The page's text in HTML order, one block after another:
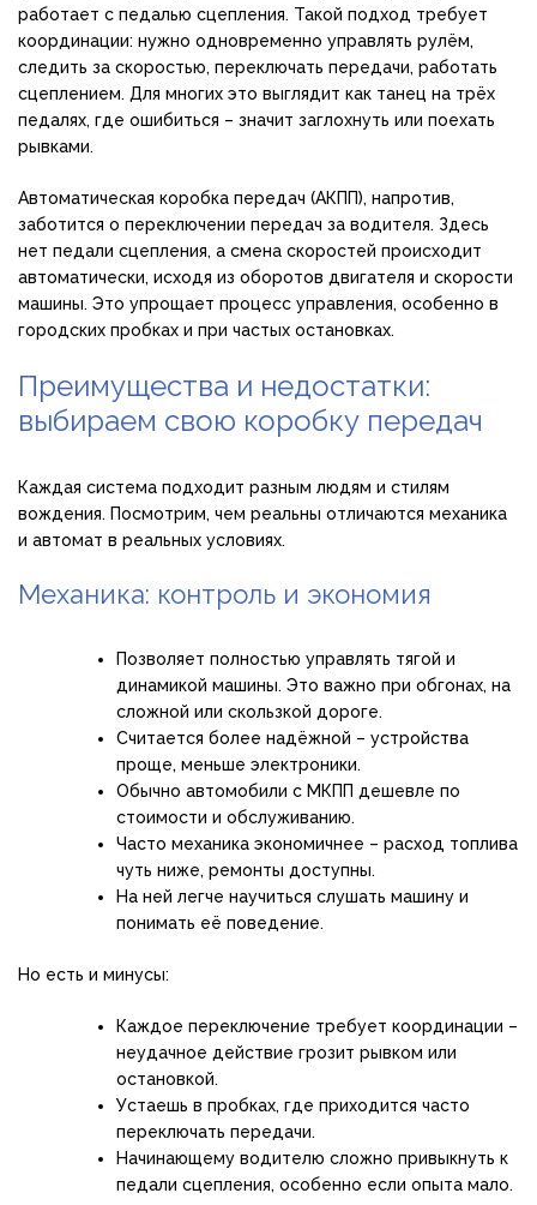
работает с педалью сцепления. Такой подход требует
координации: нужно одновременно управлять рулём,
следить за скоростью, переключать передачи, работать
сцеплением. Для многих это выглядит как танец на трёх
педалях, где ошибиться – значит заглохнуть или поехать
рывками.
Автоматическая коробка передач (АКПП), напротив,
заботится о переключении передач за водителя. Здесь
нет педали сцепления, а смена скоростей происходит
автоматически, исходя из оборотов двигателя и скорости
машины. Это упрощает процесс управления, особенно в
городских пробках и при частых остановках.
Преимущества и недостатки:
выбираем свою коробку передач
Каждая система подходит разным людям и стилям
вождения. Посмотрим, чем реальны отличаются механика
и автомат в реальных условиях.
Механика: контроль и экономия
Позволяет полностью управлять тягой и
динамикой машины. Это важно при обгонах, на
сложной или скользкой дороге.
Считается более надёжной – устройства
проще, меньше электроники.
Обычно автомобили с МКПП дешевле по
стоимости и обслуживанию.
Часто механика экономичнее – расход топлива
чуть ниже, ремонты доступны.
На ней легче научиться слушать машину и
понимать её поведение.
Но есть и минусы:
Каждое переключение требует координации –
неудачное действие грозит рывком или
остановкой.
Устаешь в пробках, где приходится часто
переключать передачи.
Начинающему водителю сложно привыкнуть к
педали сцепления, особенно если опыта мало.